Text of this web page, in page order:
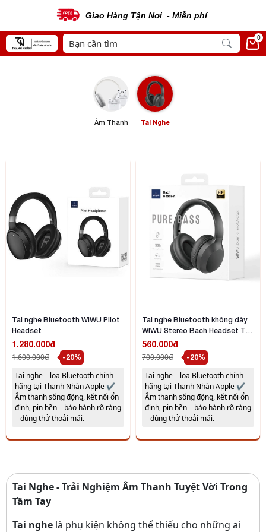
Giao Hàng Tận Nơi - Miễn phí
0
Âm Thanh Tai Nghe
Tai nghe Bluetooth WIWU Pilot
Headset
1.280.000đ
1.600.000đ
-20%
Tai nghe – loa Bluetooth chính
hãng tại Thanh Nhàn Apple ✔️
Âm thanh sống động, kết nối ổn
định, pin bền – bảo hành rõ ràng
– dùng thử thoải mái.
Tai nghe Bluetooth không dây
WIWU Stereo Bach Headset TD-
01 – Màu đen
560.000đ
700.000đ
-20%
Tai nghe – loa Bluetooth chính
hãng tại Thanh Nhàn Apple ✔️
Âm thanh sống động, kết nối ổn
định, pin bền – bảo hành rõ ràng
– dùng thử thoải mái.
Tai Nghe - Trải Nghiệm Âm Thanh Tuyệt Vời Trong
Tầm Tay
Tai nghe là phụ kiện không thể thiếu cho những ai